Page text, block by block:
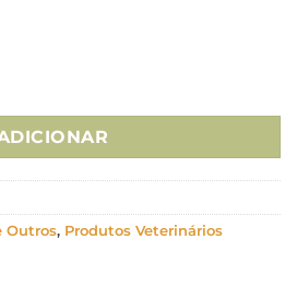
10cm
Outros, Produtos Veterinários